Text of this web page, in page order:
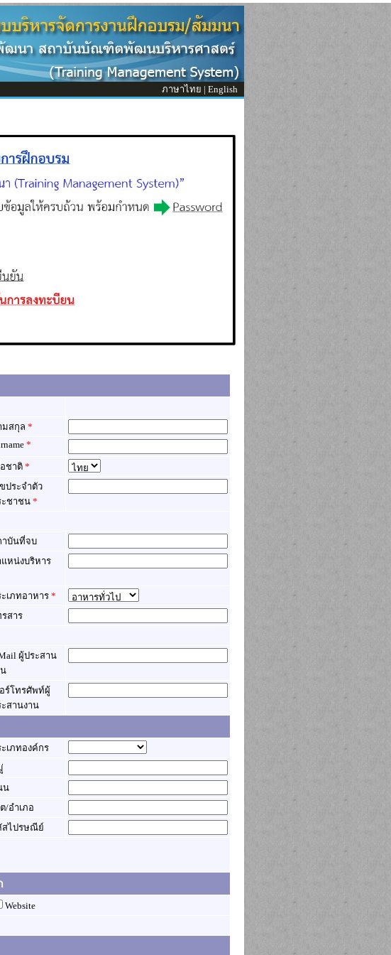
ภาษาไทย | English
มสกุล *
*
อชาติ *
ขประจำตัว
ะชาชน *
าบันที่จบ
แหน่งบริหาร
เภทอาหาร*
สาร
ผู้ประสาน
อร์โทรศัพท์ผู้
สานงาน
เภทองค์กร
น
/อำเภอ
สไปรษณีย์
Website